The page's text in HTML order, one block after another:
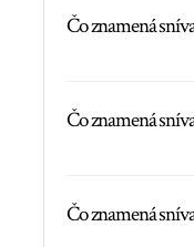
Čo znamená
Čo znamená
Čo znamená